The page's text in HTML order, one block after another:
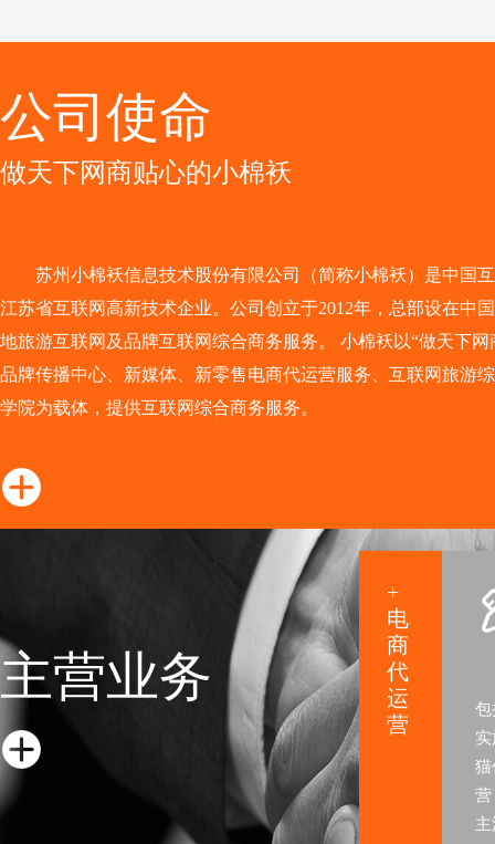
公司使命
做天下网商贴心的小棉袄
苏州小棉袄信息技术股份有限公司（简称小棉袄）是中国
江苏省互联网高新技术企业。公司创立于2012年，总部设在中
地旅游互联网及品牌互联网综合商务服务。 小棉袄以“做天下
品牌传播中心、新媒体、新零售电商代运营服务、互联网旅游
学院为载体，提供互联网综合商务服务。
主营业务
+
电
商
代
运
营
包
猫
营